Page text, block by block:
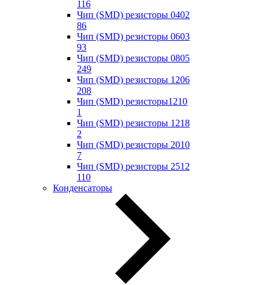
116
Чип (SMD) резисторы 0402
86
Чип (SMD) резисторы 0603
93
Чип (SMD) резисторы 0805
249
Чип (SMD) резисторы 1206
208
Чип (SMD) резисторы1210
1
Чип (SMD) резисторы 1218
2
Чип (SMD) резисторы 2010
7
Чип (SMD) резисторы 2512
110
Конденсаторы